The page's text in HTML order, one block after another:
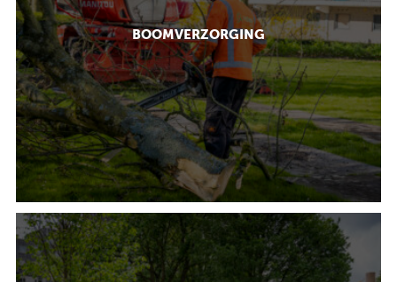
BOOMVERZORGING